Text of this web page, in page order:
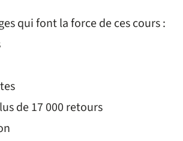
qui font la force de ces cours :
de 17 000 retours